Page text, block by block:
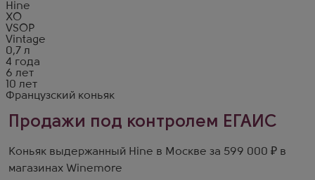
Hine
XO
VSOP
Vintage
0,7 л
4 года
6 лет
10 лет
Французский коньяк
Продажи под контролем ЕГАИС
Коньяк выдержанный Hine в Москве за 599 000 ₽ в
магазинах Winemore